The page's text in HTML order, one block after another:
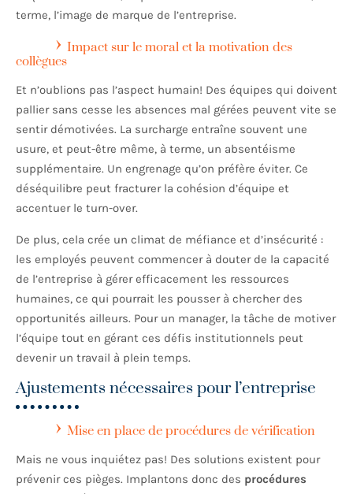
terme, l’image de marque de l’entreprise.
Impact sur le moral et la motivation des
collègues
Et n’oublions pas l’aspect humain! Des équipes qui doivent
pallier sans cesse les absences mal gérées peuvent vite se
sentir démotivées. La surcharge entraîne souvent une
usure, et peut-être même, à terme, un absentéisme
supplémentaire. Un engrenage qu’on préfère éviter. Ce
déséquilibre peut fracturer la cohésion d’équipe et
accentuer le turn-over.
De plus, cela crée un climat de méfiance et d’insécurité :
les employés peuvent commencer à douter de la capacité
de l’entreprise à gérer efficacement les ressources
humaines, ce qui pourrait les pousser à chercher des
opportunités ailleurs. Pour un manager, la tâche de motiver
l’équipe tout en gérant ces défis institutionnels peut
devenir un travail à plein temps.
Ajustements nécessaires pour l’entreprise
Mise en place de procédures de vérification
Mais ne vous inquiétez pas! Des solutions existent pour
prévenir ces pièges. Implantons donc des procédures